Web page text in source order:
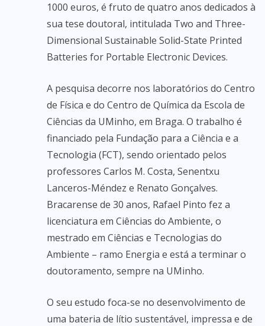
1000 euros, é fruto de quatro anos dedicados à
sua tese doutoral, intitulada Two and Three-
Dimensional Sustainable Solid-State Printed
Batteries for Portable Electronic Devices.
A pesquisa decorre nos laboratórios do Centro
de Física e do Centro de Química da Escola de
Ciências da UMinho, em Braga. O trabalho é
financiado pela Fundação para a Ciência e a
Tecnologia (FCT), sendo orientado pelos
professores Carlos M. Costa, Senentxu
Lanceros-Méndez e Renato Gonçalves.
Bracarense de 30 anos, Rafael Pinto fez a
licenciatura em Ciências do Ambiente, o
mestrado em Ciências e Tecnologias do
Ambiente – ramo Energia e está a terminar o
doutoramento, sempre na UMinho.
O seu estudo foca-se no desenvolvimento de
uma bateria de lítio sustentável, impressa e de